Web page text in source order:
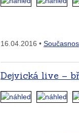
16.04.2016 •
Dejvická live –